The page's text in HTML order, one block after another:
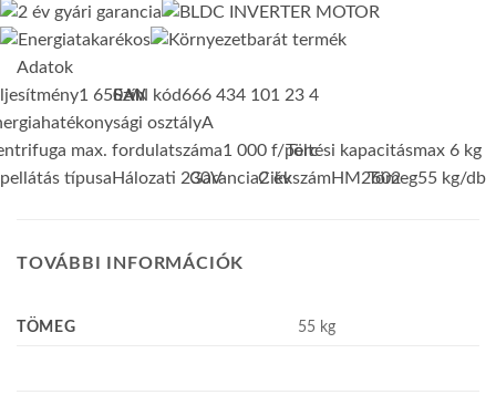
Adatok
1 650 W
Szín
EAN kód666 434 101 23 4
osztályA
max. fordulatszáma1 000 f/percTöltési kapacitásmax 6 kg
típusa Hálozati 230VGarancia2 év
Cikkszám HM2602
Tömeg55 kg/db
TOVÁBBI INFORMÁCIÓK
TÖMEG 55 kg